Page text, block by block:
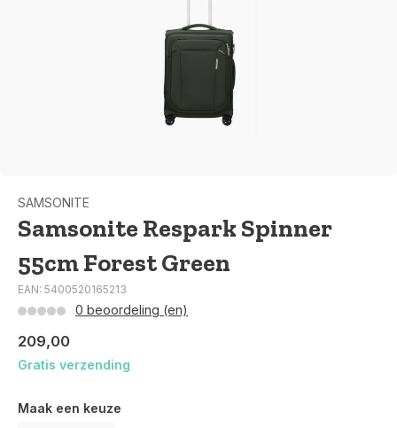
SAMSONITE
Samsonite Respark Spinner
55cm Forest Green
EAN: 5400520165213
0 beoordeling (en)
209,00
Gratis verzending
Maak een keuze